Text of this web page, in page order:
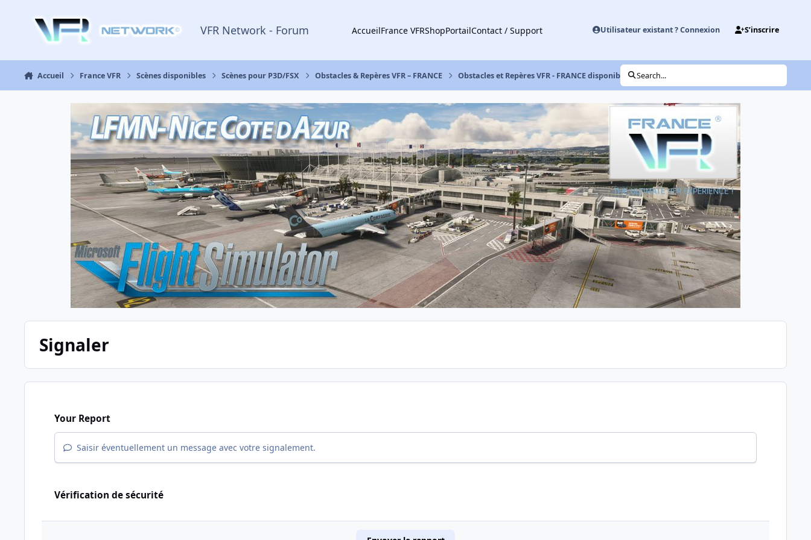
VFR Network - Forum AccueilFrance VFRShopPortailContact / Support Utilisateur existant ? Connexion S’inscrire
Accueil France VFR Scènes disponibles Scènes pour P3D/FSX Obstacles & Repères VFR – FRANCE Obstacles et Repères VFR - FRANCE disponible ! Search...
Signaler
Your Report
Saisir éventuellement un message avec votre signalement.
Vérification de sécurité